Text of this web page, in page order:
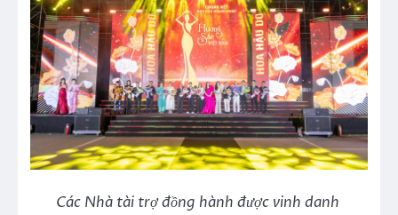
Các Nhà tài trợ đồng hành được vinh danh